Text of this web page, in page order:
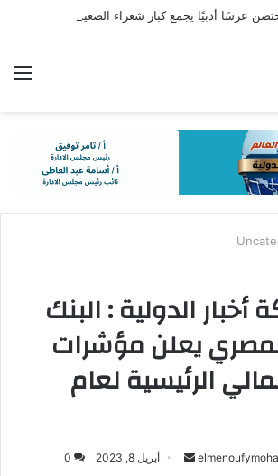
الدولية : البنك
يعلن مؤشرات
الرئيسية لعام
أرسل أبريل 8, 2023 0